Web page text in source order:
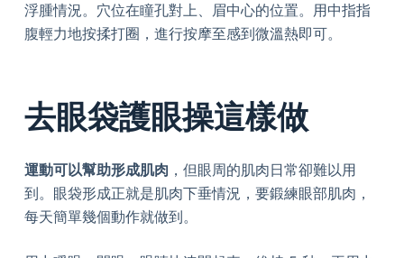
浮腫情況。穴位在瞳孔對上、眉中心的位置。用中指指
腹輕力地按揉打圈，進行按摩至感到微溫熱即可。
去眼袋護眼操這樣做
運動可以幫助形成肌肉 ，但眼周的肌肉日常卻難以用
到。眼袋形成正就是肌肉下垂情況，要鍛練眼部肌肉，
每天簡單幾個動作就做到。